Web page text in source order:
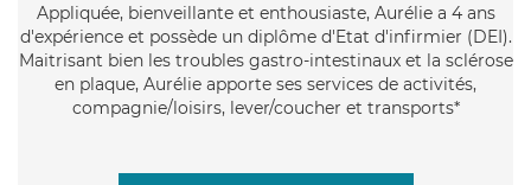
Appliquée, bienveillante et enthousiaste, Aurélie a 4 ans
d'expérience et possède un diplôme d'Etat d'infirmier (DEI).
Maitrisant bien les troubles gastro-intestinaux et la sclérose
en plaque, Aurélie apporte ses services de activités,
compagnie/loisirs, lever/coucher et transports*